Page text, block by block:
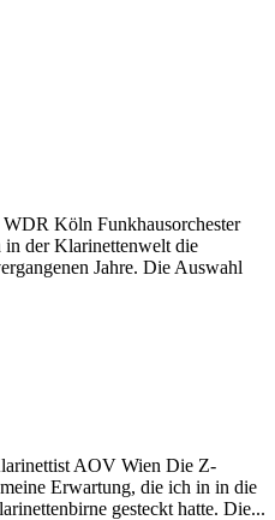
Köln Funkhausorchester
der Klarinettenwelt die
Jahre. Die Auswahl
AOV Wien Die Z-
Erwartung, die ich in in die
gesteckt hatte. Die...